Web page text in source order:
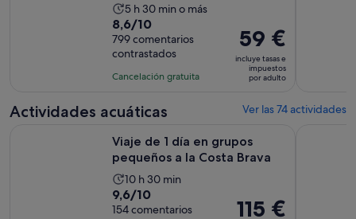
La
duración
de
la
actividad
de
y
30 minutos
5 h 30 min o más
8.6
sobre
10
con
comentarios
8,6/10
799 comentarios
contrastados
Cancelación gratuita
El
precio
es
de
por
59 €
incluye tasas e
impuestos
por adulto
Actividades acuáticas Ver las 74 actividades
Viaje de 1 día en grupos
pequeños a la Costa Brava
La
duración
de
10 h 30 min
9.6
sobre
9,6/10
154 comentarios
El
115 €